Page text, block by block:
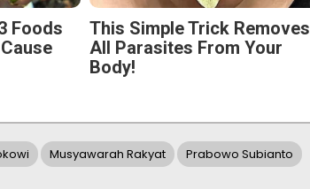
Foods
This Simple Trick Removes
All Parasites From Your
Body!
Musyawarah Rakyat Prabowo Subianto